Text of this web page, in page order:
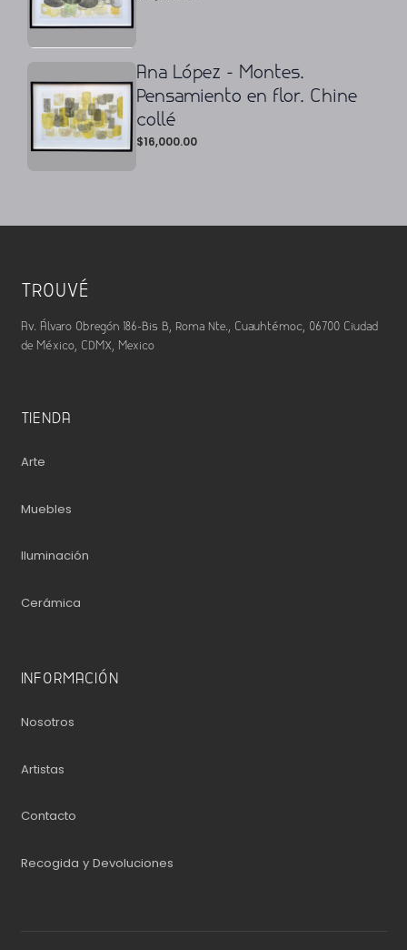
Ana López - Montes.
Pensamiento en flor. Chine
collé
$16,000.00
TROUVÉ
Av. Álvaro Obregón 186-Bis B, Roma Nte., Cuauhtémoc, 06700 Ciudad
de México, CDMX, Mexico
TIENDA
Arte
Muebles
Iluminación
Cerámica
INFORMACIÓN
Nosotros
Artistas
Contacto
Recogida y Devoluciones